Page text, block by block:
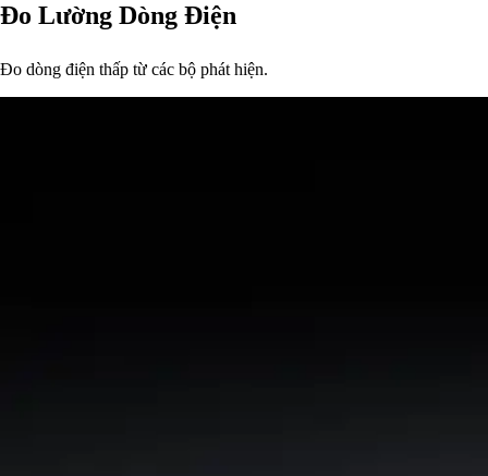
Đo Lường Dòng Điện
Đo dòng điện thấp từ các bộ phát hiện.